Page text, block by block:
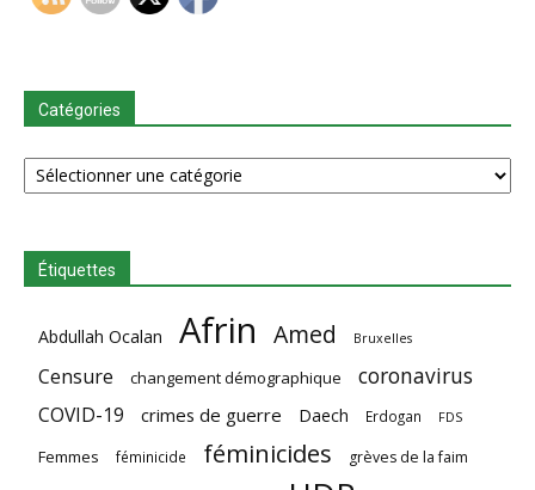
Catégories
Catégories
Étiquettes
Abdullah Ocalan Afrin Amed Bruxelles
Censure changement démographique coronavirus
COVID-19 crimes de guerre Daech Erdogan FDS
Femmes féminicide féminicides grèves de la faim